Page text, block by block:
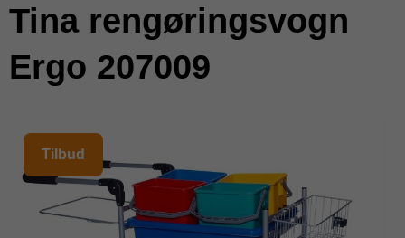
Tina rengøringsvogn
Ergo 207009
Tilbud